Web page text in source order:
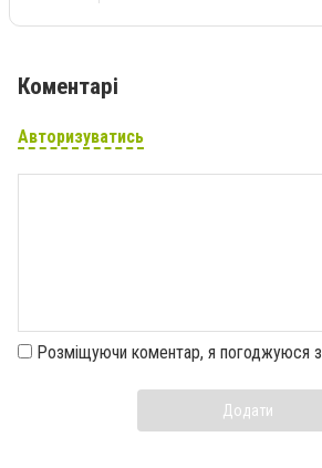
Коментарі
Авторизуватись
Розміщуючи коментар, я погоджуюся з
Додати